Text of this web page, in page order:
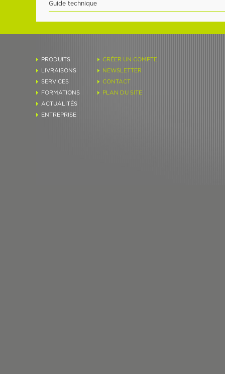
Guide technique
PRODUITS
LIVRAISONS
SERVICES
FORMATIONS
ACTUALITÉS
ENTREPRISE
CRÉER UN COMPTE
NEWSLETTER
CONTACT
PLAN DU SITE